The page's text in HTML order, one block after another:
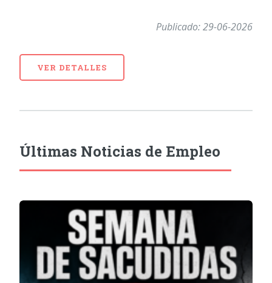
Publicado: 29-06-2026
VER DETALLES
Últimas Noticias de Empleo